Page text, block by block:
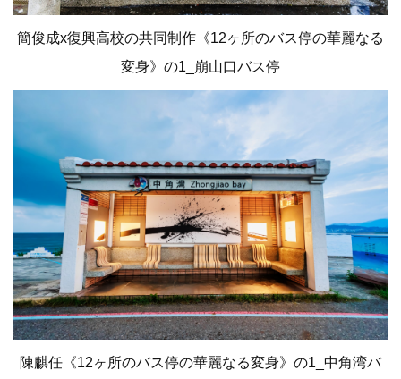
簡俊成x復興高校の共同制作《12ヶ所のバス停の華麗なる
変身》の1_崩山口バス停
陳麒任《12ヶ所のバス停の華麗なる変身》の1_中角湾バ